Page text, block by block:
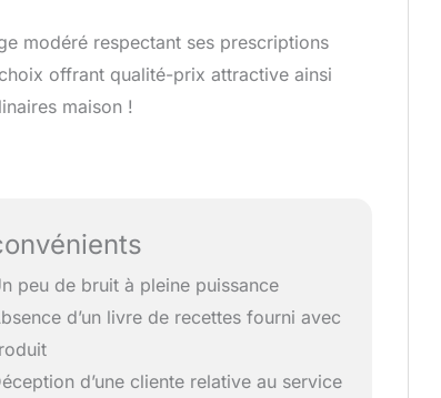
modéré respectant ses prescriptions
offrant qualité-prix attractive ainsi
maison !
peu de bruit à pleine puissance
d’un livre de recettes fourni avec
d’une cliente relative au service